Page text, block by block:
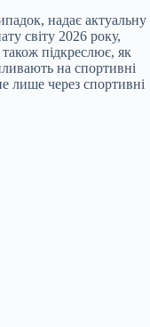
надає актуальну
світу 2026 року,
підкреслює, як
на спортивні
лише через спортивні